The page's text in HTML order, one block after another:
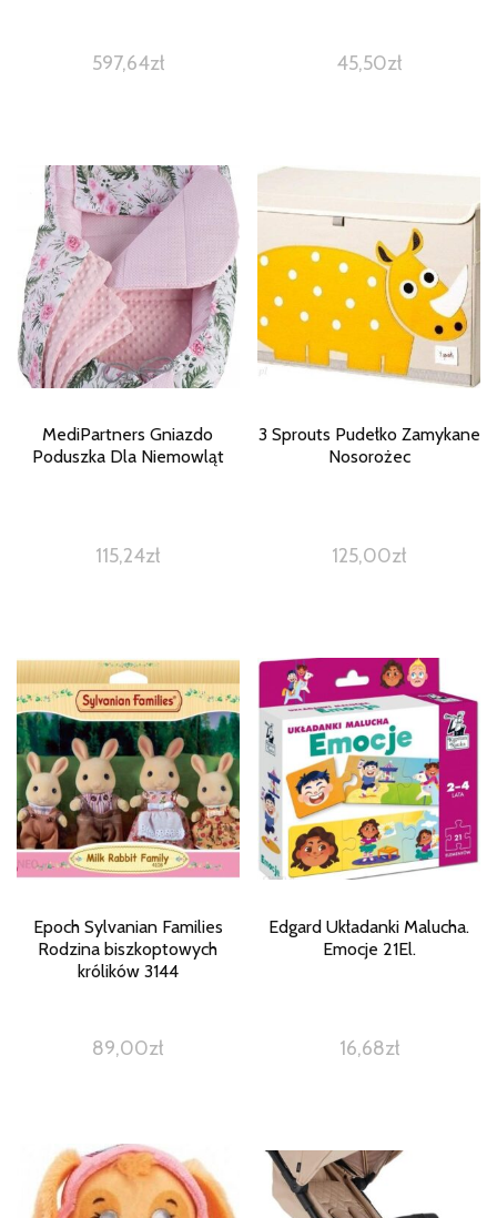
597,64zł 45,50zł
MediPartners Gniazdo
Poduszka Dla Niemowląt
115,24zł
3 Sprouts Pudełko Zamykane
Nosorożec
125,00zł
Epoch Sylvanian Families
Rodzina biszkoptowych
królików 3144
89,00zł
Edgard Układanki Malucha.
Emocje 21El.
16,68zł